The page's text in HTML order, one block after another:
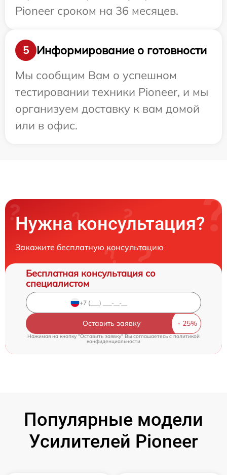
Pioneer сроком на 36 месяцев.
5
Информирование о готовности
Мы сообщим Вам о успешном
тестировании техники Pioneer, и мы
организуем доставку к вам домой
или в офис.
Нужна консультация?
Закажите бесплатную консультацию
Бесплатная консультация со
специалистом
Оставить заявку
Нажимая на кнопку "Оставить заявку" Вы соглашаетесь c политикой
конфиденциальности
Популярные модели
Усилителей Pioneer